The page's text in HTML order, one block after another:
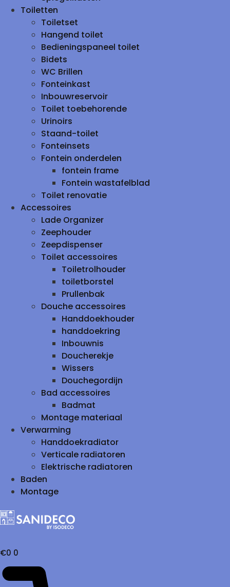
Toiletten
Toiletset
Hangend toilet
Bedieningspaneel toilet
Bidets
WC Brillen
Fonteinkast
Inbouwreservoir
Toilet toebehorende
Urinoirs
Staand-toilet
Fonteinsets
Fontein onderdelen
fontein frame
Fontein wastafelblad
Toilet renovatie
Accessoires
Lade Organizer
Zeephouder
Zeepdispenser
Toilet accessoires
Toiletrolhouder
toiletborstel
Prullenbak
Douche accessoires
Handdoekhouder
handdoekring
Inbouwnis
Doucherekje
Wissers
Douchegordijn
Bad accessoires
Badmat
Montage materiaal
Verwarming
Handdoekradiator
Verticale radiatoren
Elektrische radiatoren
Baden
Montage
€0 0